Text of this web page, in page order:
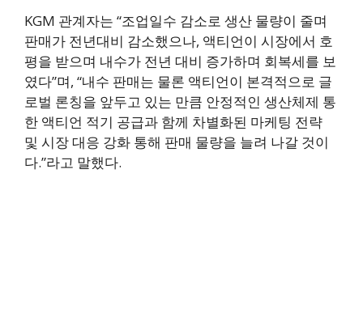
KGM 관계자는 “조업일수 감소로 생산 물량이 줄며
판매가 전년대비 감소했으나, 액티언이 시장에서 호
평을 받으며 내수가 전년 대비 증가하며 회복세를 보
였다”며, “내수 판매는 물론 액티언이 본격적으로 글
로벌 론칭을 앞두고 있는 만큼 안정적인 생산체제 통
한 액티언 적기 공급과 함께 차별화된 마케팅 전략
및 시장 대응 강화 통해 판매 물량을 늘려 나갈 것이
다.”라고 말했다.